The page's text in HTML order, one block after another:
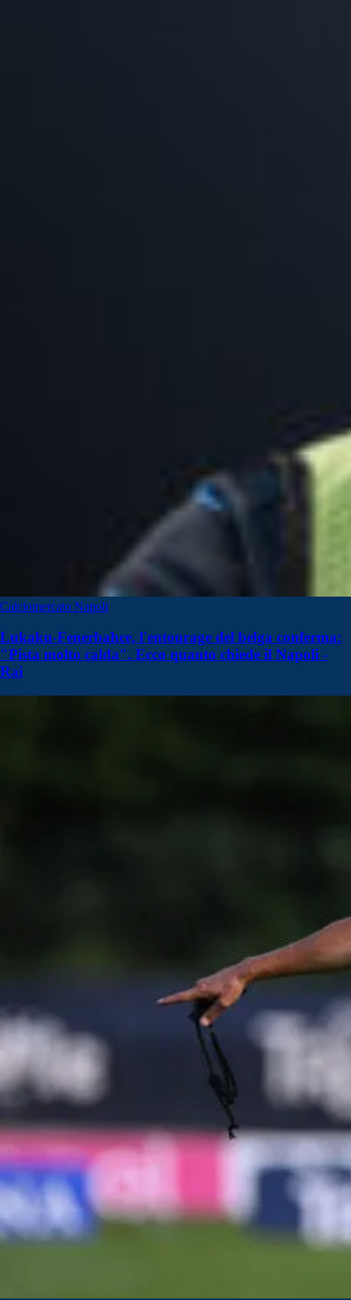
Calciomercato Napoli
Lukaku-Fenerbahce, l'entourage del belga conferma:
"Pista molto calda". Ecco quanto chiede il Napoli -
Rai